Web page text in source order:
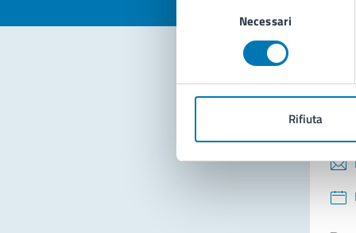
del
Necessari
Rifiuta